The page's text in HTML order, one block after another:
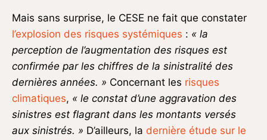
Mais sans surprise, le CESE ne fait que constater
l’explosion des risques systémiques : « la
perception de l’augmentation des risques est
confirmée par les chiffres de la sinistralité des
dernières années. » Concernant les risques
climatiques, « le constat d’une aggravation des
sinistres est flagrant dans les montants versés
aux sinistrés. » D’ailleurs, la dernière étude sur le